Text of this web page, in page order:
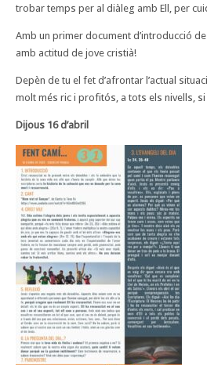
trobar temps per al diàleg amb Ell, per
Amb un primer document d’introducció
amb actitud de jove cristià!
Depèn de tu el fet d’afrontar l’actual
molt més ric i profitós, a tots els nivells, si
Dijous 16 d’abril